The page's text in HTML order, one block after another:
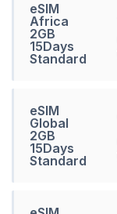
eSIM
Africa
2GB
15Days
Standard
eSIM
Global
2GB
15Days
Standard